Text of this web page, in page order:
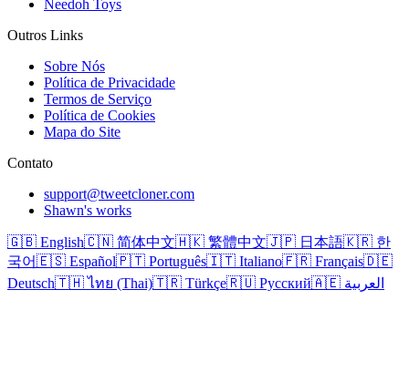
Needoh Toys
Outros Links
Sobre Nós
Política de Privacidade
Termos de Serviço
Política de Cookies
Mapa do Site
Contato
support@tweetcloner.com
Shawn's works
🇬🇧 English🇨🇳 简体中文🇭🇰 繁體中文🇯🇵 日本語🇰🇷 한
국어🇪🇸 Español🇵🇹 Português🇮🇹 Italiano🇫🇷 Français🇩🇪
Deutsch🇹🇭 ไทย (Thai)🇹🇷 Türkçe🇷🇺 Русский 🇦🇪 العربية